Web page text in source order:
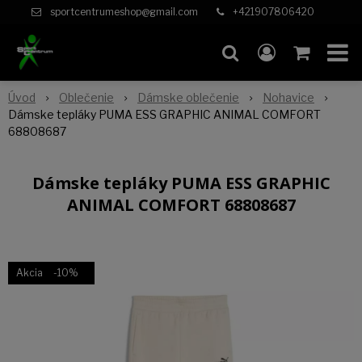
sportcentrumeshop@gmail.com +421907806420
Úvod Oblečenie Dámske oblečenie
Nohavice
Dámske tepláky PUMA ESS GRAPHIC ANIMAL COMFORT
68808687
Dámske tepláky PUMA ESS GRAPHIC
ANIMAL COMFORT 68808687
Akcia -10%